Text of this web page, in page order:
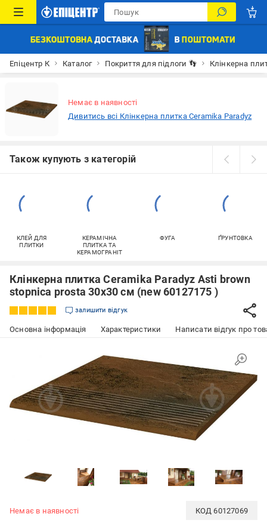
Епіцентр К Каталог Покриття для підлоги 👣 Клінкерна
Немає в наявності
Дивитись всі Клінкерна плитка Ceramika Paradyz
Також купують з категорій
КЛЕЙ ДЛЯ
ПЛИТКИ
КЕРАМІЧНА
ПЛИТКА ТА
КЕРАМОГРАНІТ
ФУГА ҐРУНТОВКА
Клінкерна плитка Ceramika Paradyz Asti brown
stopnica prosta 30x30 см (new 60127175 )
залишити відгук
Основна інформація Характеристики Написати відгук про
Немає в наявності КОД60127069